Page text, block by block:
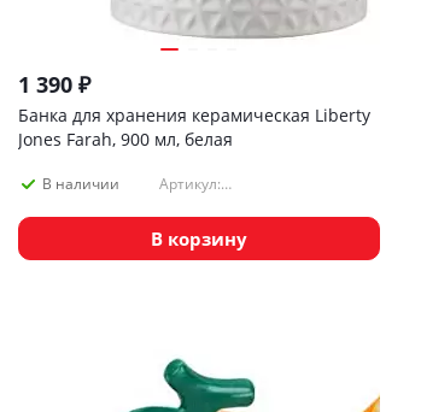
1 390 ₽
Банка для хранения керамическая Liberty
Jones Farah, 900 мл, белая
В наличии
Артикул:
WNM_LJ_JRFRH_CR_WH_11
В корзину